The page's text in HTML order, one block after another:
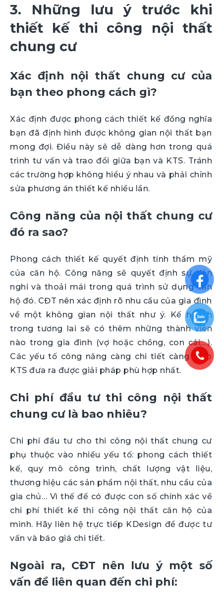
3. Những lưu ý trước khi
thiết kế thi công nội thất
chung cư
Xác định nội thất chung cư của
bạn theo phong cách gì?
Xác định được phong cách thiết kế đồng nghĩa
bạn đã định hình được không gian nội thất bạn
mong đợi. Điều này sẽ dễ dàng hơn trong quá
trình tư vấn và trao đổi giữa bạn và KTS. Tránh
các trường hợp không hiểu ý nhau và phải chỉnh
sửa phương án thiết kế nhiều lần.
Công năng của nội thất chung cư
đó ra sao?
Phong cách thiết kế quyết định tính thẩm mỹ
của căn hộ. Công năng sẽ quyết định sự tiện
nghi và thoải mái trong quá trình sử dụng căn
hộ đó. CĐT nên xác định rõ nhu cầu của gia đình
về một không gian nội thất như ý. Kế hoạch
trong tương lai sẽ có thêm những thành viên
nào trong gia đình (vợ hoặc chồng, con cái,…).
Các yếu tố công năng càng chi tiết càng giúp
KTS đưa ra được giải pháp phù hợp nhất.
Chi phí đầu tư thi công nội thất
chung cư là bao nhiêu?
Chi phí đầu tư cho thi công nội thất chung cư
phụ thuộc vào nhiều yếu tố: phong cách thiết
kế, quy mô công trình, chất lượng vật liệu,
thương hiệu các sản phẩm nội thất, nhu cầu của
gia chủ… Vì thế để có được con số chính xác về
chi phí thiết kế thi công nội thất căn hộ của
mình. Hãy liên hệ trực tiếp KDesign để được tư
vấn và báo giá chi tiết.
Ngoài ra, CĐT nên lưu ý một số
vấn đề liên quan đến chi phí: